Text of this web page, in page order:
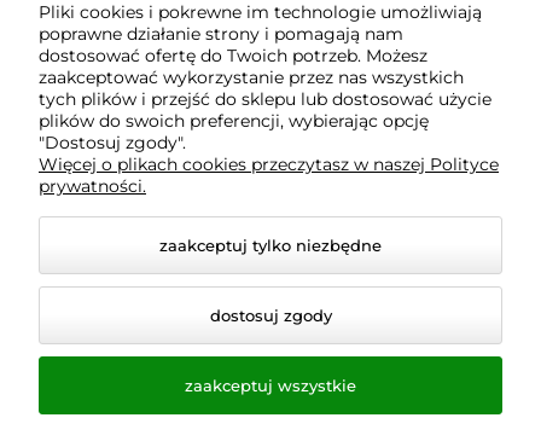
© 2026 homeandgarden24.pl. Wszelkie prawa
zastrzeżone.
Styl graficzny i aplikacje ShopGadget.pl
Sklep
internetowy Shoper.pl
Pliki cookies i pokrewne im technologie umożliwiają
poprawne działanie strony i pomagają nam
dostosować ofertę do Twoich potrzeb. Możesz
zaakceptować wykorzystanie przez nas wszystkich
tych plików i przejść do sklepu lub dostosować użycie
plików do swoich preferencji, wybierając opcję
"Dostosuj zgody".
Więcej o plikach cookies przeczytasz w naszej Polityce
prywatności.
zaakceptuj tylko niezbędne
dostosuj zgody
zaakceptuj wszystkie